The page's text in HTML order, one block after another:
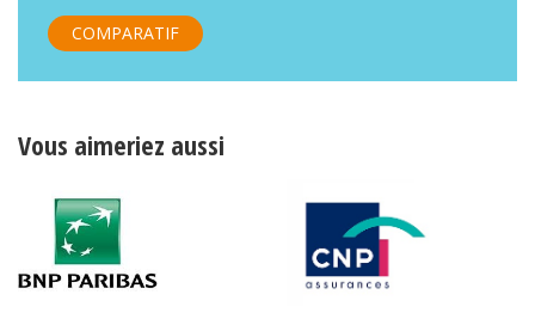
COMPARATIF
Vous aimeriez aussi